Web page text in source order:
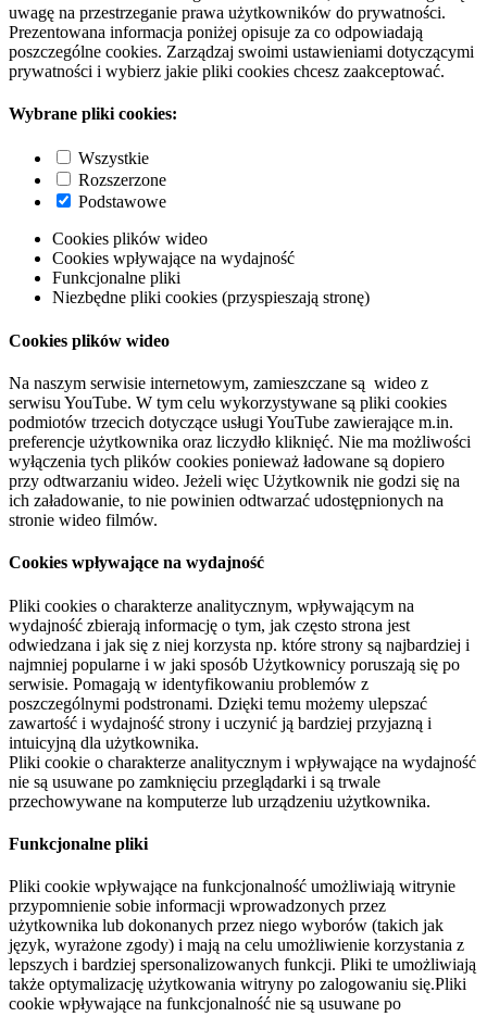
uwagę na przestrzeganie prawa użytkowników do prywatności.
Prezentowana informacja poniżej opisuje za co odpowiadają
poszczególne cookies. Zarządzaj swoimi ustawieniami dotyczącymi
prywatności i wybierz jakie pliki cookies chcesz zaakceptować.
Wybrane pliki cookies:
Wszystkie
Rozszerzone
Podstawowe
Cookies plików wideo
Cookies wpływające na wydajność
Funkcjonalne pliki
Niezbędne pliki cookies (przyspieszają stronę)
Cookies plików wideo
Na naszym serwisie internetowym, zamieszczane są wideo z
serwisu YouTube. W tym celu wykorzystywane są pliki cookies
podmiotów trzecich dotyczące usługi YouTube zawierające m.in.
preferencje użytkownika oraz liczydło kliknięć. Nie ma możliwości
wyłączenia tych plików cookies ponieważ ładowane są dopiero
przy odtwarzaniu wideo. Jeżeli więc Użytkownik nie godzi się na
ich załadowanie, to nie powinien odtwarzać udostępnionych na
stronie wideo filmów.
Cookies wpływające na wydajność
Pliki cookies o charakterze analitycznym, wpływającym na
wydajność zbierają informację o tym, jak często strona jest
odwiedzana i jak się z niej korzysta np. które strony są najbardziej i
najmniej popularne i w jaki sposób Użytkownicy poruszają się po
serwisie. Pomagają w identyfikowaniu problemów z
poszczególnymi podstronami. Dzięki temu możemy ulepszać
zawartość i wydajność strony i uczynić ją bardziej przyjazną i
intuicyjną dla użytkownika.
Pliki cookie o charakterze analitycznym i wpływające na wydajność
nie są usuwane po zamknięciu przeglądarki i są trwale
przechowywane na komputerze lub urządzeniu użytkownika.
Funkcjonalne pliki
Pliki cookie wpływające na funkcjonalność umożliwiają witrynie
przypomnienie sobie informacji wprowadzonych przez
użytkownika lub dokonanych przez niego wyborów (takich jak
język, wyrażone zgody) i mają na celu umożliwienie korzystania z
lepszych i bardziej spersonalizowanych funkcji. Pliki te umożliwiają
także optymalizację użytkowania witryny po zalogowaniu się.Pliki
cookie wpływające na funkcjonalność nie są usuwane po